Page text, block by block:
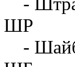
ШР
-